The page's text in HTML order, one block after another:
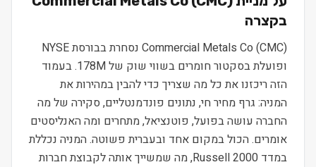
בקצרה
Commercial Metals Co (CMC) נסחרת בבורסת NYSE
ופועלת בסקטור חומרים בשווי שוק של 178M. בעמוד
הזה ריכזנו את כל מה שצריך כדי להבין במהירות את
המניה: גרף מחיר חי, נתונים פונדמנטליים, סקירה של מה
החברה עושה בפועל, פוטנציאל, מתחרים ומה האנליסטים
אומרים. הכול במקום אחד ובעברית פשוטה. המניה נכללת
במדד Russell 2000, מה שמשייך אותה לקבוצת חברות